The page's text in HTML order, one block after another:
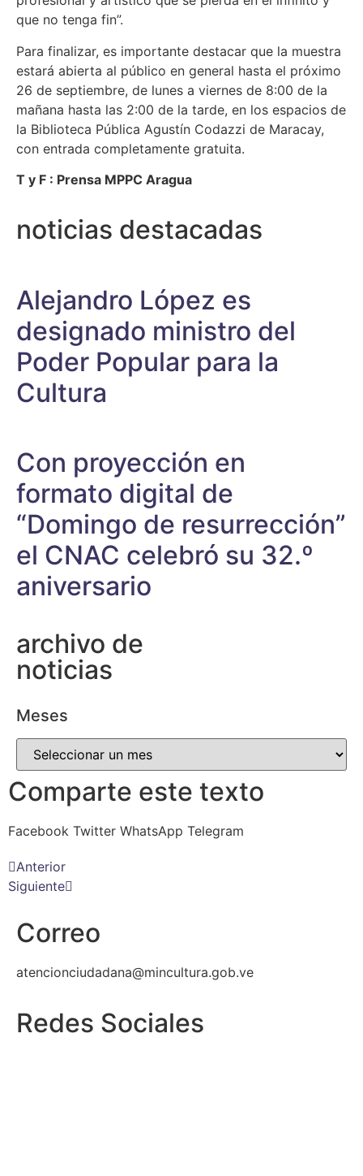
que no tenga fin”.
Para finalizar, es importante destacar que la muestra
estará abierta al público en general hasta el próximo
26 de septiembre, de lunes a viernes de 8:00 de la
mañana hasta las 2:00 de la tarde, en los espacios de
la Biblioteca Pública Agustín Codazzi de Maracay,
con entrada completamente gratuita.
T y F : Prensa MPPC Aragua
noticias destacadas
Alejandro López es
designado ministro del
Poder Popular para la
Cultura
Con proyección en
formato digital de
“Domingo de resurrección”
el CNAC celebró su 32.º
aniversario
archivo de
noticias
Meses
Comparte este texto
Facebook Twitter WhatsApp Telegram
Anterior
Siguiente
Correo
atencionciudadana@mincultura.gob.ve
Redes Sociales